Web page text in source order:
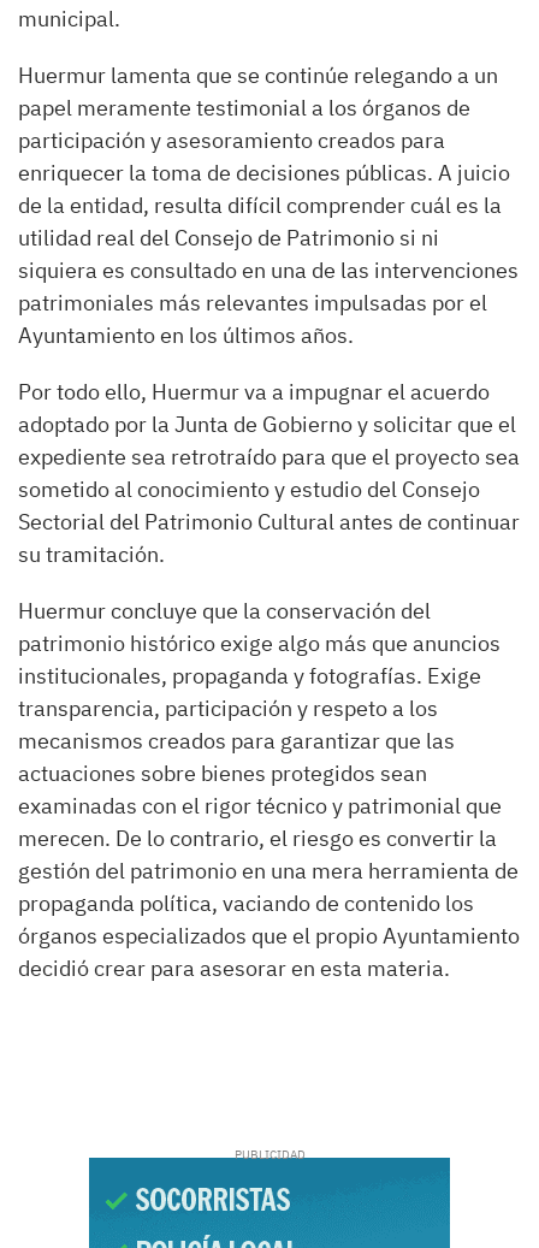
municipal.
Huermur lamenta que se continúe relegando a un
papel meramente testimonial a los órganos de
participación y asesoramiento creados para
enriquecer la toma de decisiones públicas. A juicio
de la entidad, resulta difícil comprender cuál es la
utilidad real del Consejo de Patrimonio si ni
siquiera es consultado en una de las intervenciones
patrimoniales más relevantes impulsadas por el
Ayuntamiento en los últimos años.
Por todo ello, Huermur va a impugnar el acuerdo
adoptado por la Junta de Gobierno y solicitar que el
expediente sea retrotraído para que el proyecto sea
sometido al conocimiento y estudio del Consejo
Sectorial del Patrimonio Cultural antes de continuar
su tramitación.
Huermur concluye que la conservación del
patrimonio histórico exige algo más que anuncios
institucionales, propaganda y fotografías. Exige
transparencia, participación y respeto a los
mecanismos creados para garantizar que las
actuaciones sobre bienes protegidos sean
examinadas con el rigor técnico y patrimonial que
merecen. De lo contrario, el riesgo es convertir la
gestión del patrimonio en una mera herramienta de
propaganda política, vaciando de contenido los
órganos especializados que el propio Ayuntamiento
decidió crear para asesorar en esta materia.